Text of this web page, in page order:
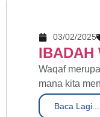
03/02/2025
IBADAH
Waqaf
mana kita
Baca Lagi...